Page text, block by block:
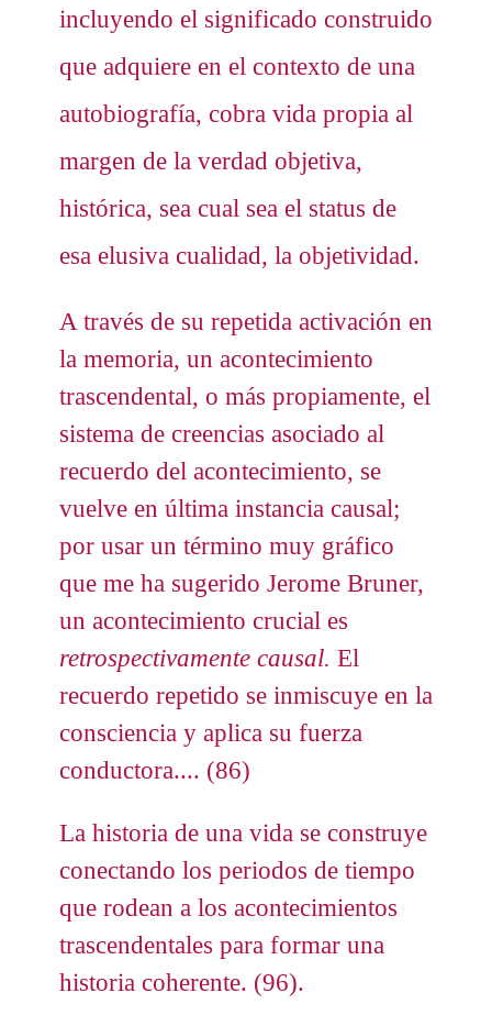
incluyendo el significado construido
que adquiere en el contexto de una
autobiografía, cobra vida propia al
margen de la verdad objetiva,
histórica, sea cual sea el status de
esa elusiva cualidad, la objetividad.
A través de su repetida activación en
la memoria, un acontecimiento
trascendental, o más propiamente, el
sistema de creencias asociado al
recuerdo del acontecimiento, se
vuelve en última instancia causal;
por usar un término muy gráfico
que me ha sugerido Jerome Bruner,
un acontecimiento crucial es
retrospectivamente causal. El
recuerdo repetido se inmiscuye en la
consciencia y aplica su fuerza
conductora.... (86)
La historia de una vida se construye
conectando los periodos de tiempo
que rodean a los acontecimientos
trascendentales para formar una
historia coherente. (96).